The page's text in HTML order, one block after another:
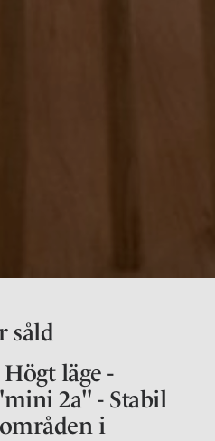
såld
läge -
2a" - Stabil
i